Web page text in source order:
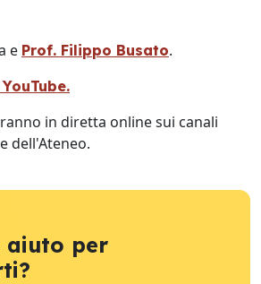
e Prof. Filippo Busato.
in diretta online sui canali
dell'Ateneo.
aiuto per